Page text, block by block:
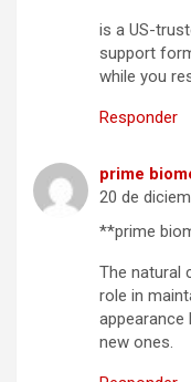
is a US-
support
while you
Responder
prime
20 de
**prime
The natural
role in
appearance
new ones.